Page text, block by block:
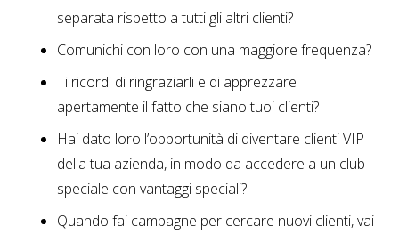
separata rispetto a tutti gli altri clienti?
Comunichi con loro con una maggiore frequenza?
Ti ricordi di ringraziarli e di apprezzare
apertamente il fatto che siano tuoi clienti?
Hai dato loro l’opportunità di diventare clienti VIP
della tua azienda, in modo da accedere a un club
speciale con vantaggi speciali?
Quando fai campagne per cercare nuovi clienti, vai